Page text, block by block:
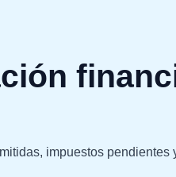
impuestos pendientes